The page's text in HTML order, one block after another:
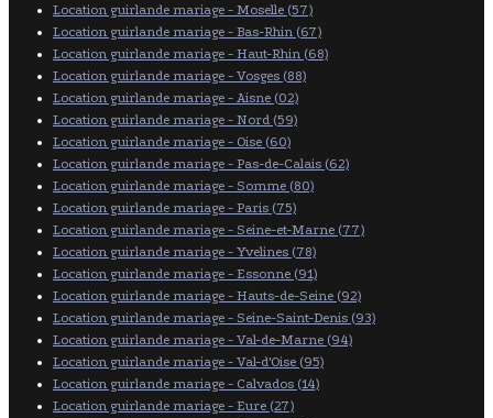
Location guirlande mariage - Moselle (57)
Location guirlande mariage - Bas-Rhin (67)
Location guirlande mariage - Haut-Rhin (68)
Location guirlande mariage - Vosges (88)
Location guirlande mariage - Aisne (02)
Location guirlande mariage - Nord (59)
Location guirlande mariage - Oise (60)
Location guirlande mariage - Pas-de-Calais (62)
Location guirlande mariage - Somme (80)
Location guirlande mariage - Paris (75)
Location guirlande mariage - Seine-et-Marne (77)
Location guirlande mariage - Yvelines (78)
Location guirlande mariage - Essonne (91)
Location guirlande mariage - Hauts-de-Seine (92)
Location guirlande mariage - Seine-Saint-Denis (93)
Location guirlande mariage - Val-de-Marne (94)
Location guirlande mariage - Val-d'Oise (95)
Location guirlande mariage - Calvados (14)
Location guirlande mariage - Eure (27)